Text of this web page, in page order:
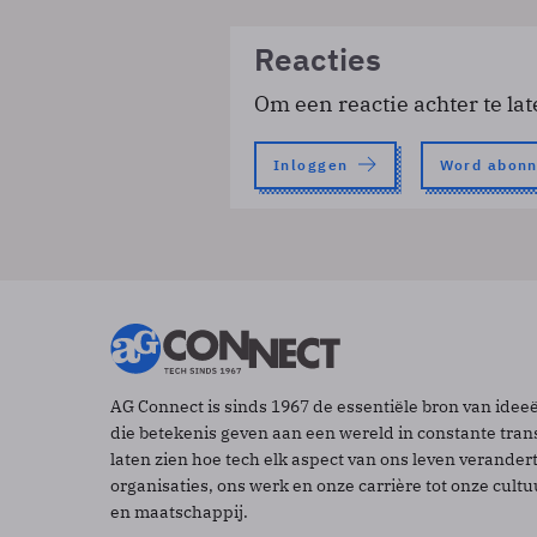
Reacties
Om een reactie achter te
Inloggen Word
AG Connect is sinds 1967 de essentiële bron van
die betekenis geven aan een wereld in constante
laten zien hoe tech elk aspect van ons leven
organisaties, ons werk en onze carrière tot onze
en maatschappij.